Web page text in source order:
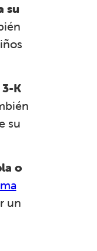
su
K
su
o
un